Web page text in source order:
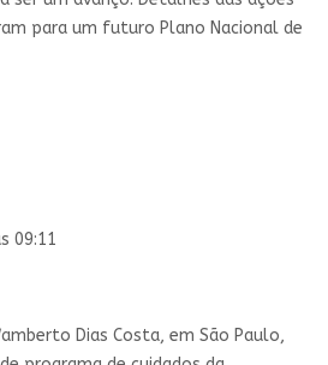
para um futuro Plano Nacional de
09:11
Dias Costa, em São Paulo,